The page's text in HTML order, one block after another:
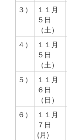
３）
１１月
５日
（土）
４）
１１月
５日
（土）
５）
１１月
６日
（日）
６）
１１月
７日
(月)